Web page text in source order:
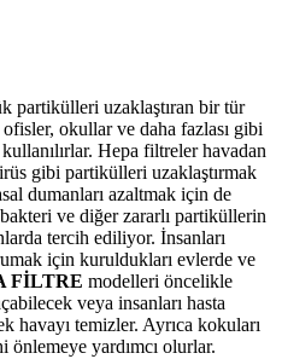
partikülleri uzaklaştıran bir tür
okullar ve daha fazlası gibi
Hepa filtreler havadan
gibi partikülleri uzaklaştırmak
dumanları azaltmak için de
ve diğer zararlı partiküllerin
tercih ediliyor. İnsanları
için kuruldukları evlerde ve
FİLTRE modelleri öncelikle
veya insanları hasta
havayı temizler. Ayrıca kokuları
yardımcı olurlar.